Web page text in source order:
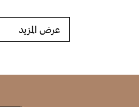
عرض المزيد